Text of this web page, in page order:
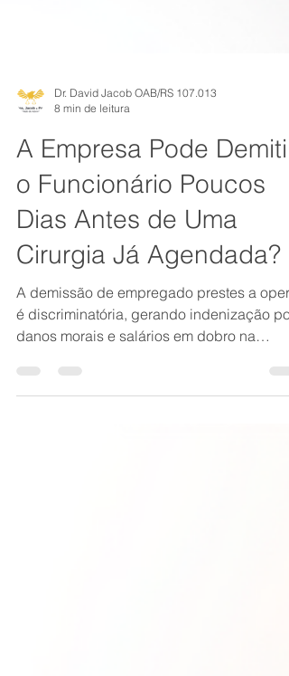
Dr. David Jacob OAB/RS 107.013
8 min de leitura
A Empresa Pode Demitir
o Funcionário Poucos
Dias Antes de Uma
Cirurgia Já Agendada?
A demissão de empregado prestes a
é discriminatória, gerando indenização por